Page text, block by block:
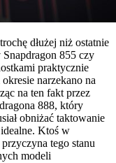
dłużej niż ostatnie
Snapdragon 855 czy
praktycznie
narzekano na
na ten fakt przez
888, który
obniżać taktowanie
Ktoś w
tego stanu
modeli